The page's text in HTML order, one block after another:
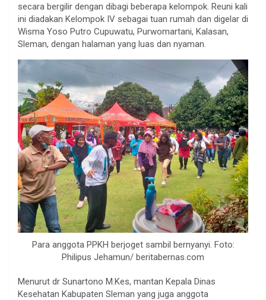
secara bergilir dengan dibagi beberapa kelompok. Reuni kali
ini diadakan Kelompok IV sebagai tuan rumah dan digelar di
Wisma Yoso Putro Cupuwatu, Purwomartani, Kalasan,
Sleman, dengan halaman yang luas dan nyaman.
Para anggota PPKH berjoget sambil bernyanyi. Foto:
Philipus Jehamun/ beritabernas.com
Menurut dr Sunartono M.Kes, mantan Kepala Dinas
Kesehatan Kabupaten Sleman yang juga anggota